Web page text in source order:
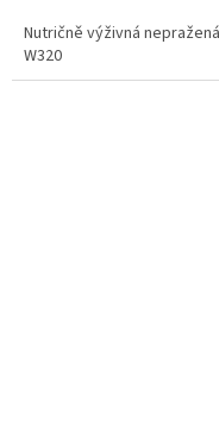
Nutričně výživná
W320